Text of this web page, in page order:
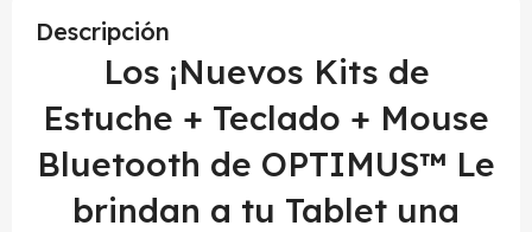
Descripción
Los ¡Nuevos Kits de
Estuche + Teclado + Mouse
Bluetooth de OPTIMUS™ Le
brindan a tu Tablet una